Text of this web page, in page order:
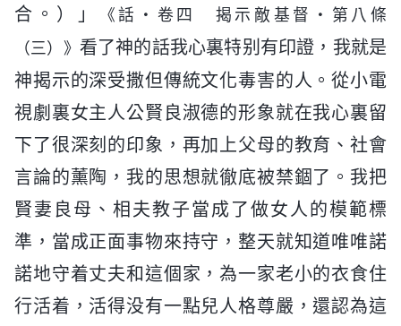
合。）」
《話・卷四 揭示敵基督・第八條
（三）》 看了神的話我心裏特别有印證，我就是
神揭示的深受撒但傳統文化毒害的人。從小電
視劇裏女主人公賢良淑德的形象就在我心裏留
下了很深刻的印象，再加上父母的教育、社會
言論的薰陶，我的思想就徹底被禁錮了。我把
賢妻良母、相夫教子當成了做女人的模範標
準，當成正面事物來持守，整天就知道唯唯諾
諾地守着丈夫和這個家，為一家老小的衣食住
行活着，活得没有一點兒人格尊嚴，還認為這